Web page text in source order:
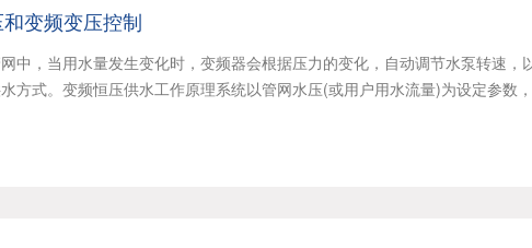
变频变压控制
中，当用水量发生变化时，变频器会根据压力的变化，自动调节水泵转速，
方式。变频恒压供水工作原理系统以管网水压(或用户用水流量)为设定参数